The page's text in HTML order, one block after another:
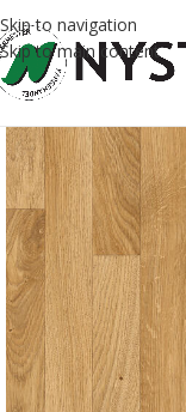
Skip to navigation
Skip to main content